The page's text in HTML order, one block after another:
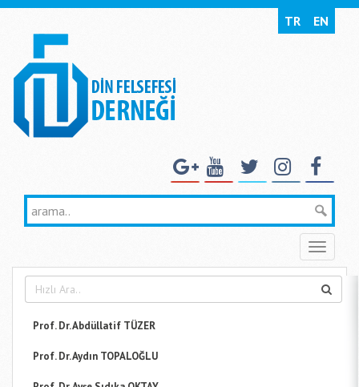
TR EN
Toggle
Prof. Dr. Abdüllatif TÜZER
Prof. Dr. Aydın TOPALOĞLU